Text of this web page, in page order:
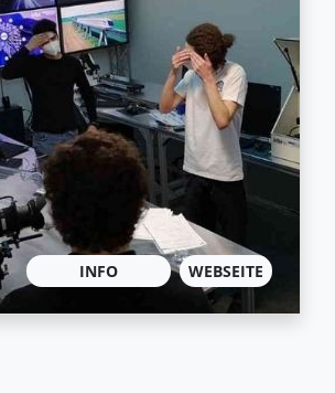
INFO WEBSEITE